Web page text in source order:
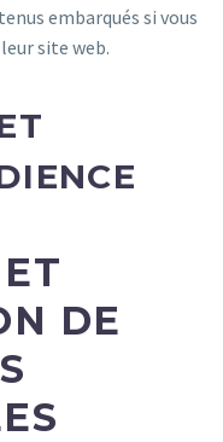
embarqués si vous
site web.
DE